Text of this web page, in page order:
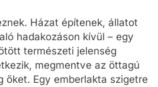
Házat építenek, állatot
hadakozáson kívül – egy
természeti jelenség
megmentve az öttagú
őket. Egy emberlakta szigetre